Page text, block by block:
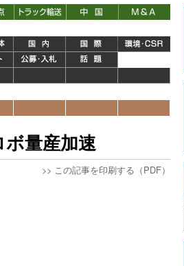
ボ量産加速
>> この記事を印刷する（PDF）